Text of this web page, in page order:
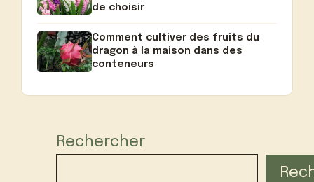
de choisir
Comment cultiver des fruits du
dragon à la maison dans des
conteneurs
Rechercher